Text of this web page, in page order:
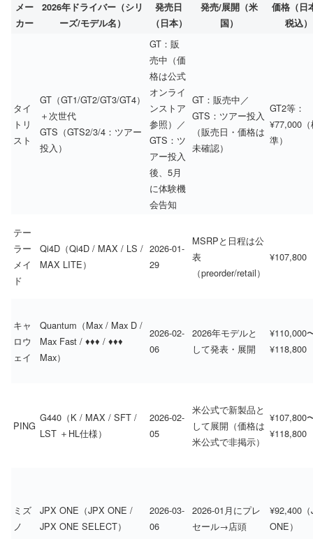
メー
カー
2026年ドライバー（シリ
ーズ/モデル名）
発売日
（日本）
発売/展開（米
国）
価格（日
税込）
タイ
トリ
スト
GT（GT1/GT2/GT3/GT4）
＋次世代
GTS（GTS2/3/4：ツアー
投入）
GT：販
売中（価
格は公式
オンライ
ンストア
参照）／
GTS：ツ
アー投入
後、5月
に体験機
会告知
GT：販売中／
GTS：ツアー投入
（販売日・価格は
未確認）
GT2等：
¥77,000
準）
テー
ラー
メイ
ド
Qi4D（Qi4D / MAX / LS /
MAX LITE）
2026-01-
29
MSRPと日程は公
表
（preorder/retail）
¥107,800
キャ
ロウ
ェイ
Quantum（Max / Max D /
Max Fast / ♦♦♦ / ♦♦♦
Max）
2026-02-
06
2026年モデルと
して発表・展開
¥110,000
¥118,800
PING
G440（K / MAX / SFT /
LST ＋HL仕様）
2026-02-
05
米公式で新製品と
して展開（価格は
米公式で非掲示）
¥107,800
¥118,800
ミズ
ノ
JPX ONE（JPX ONE /
JPX ONE SELECT）
2026-03-
06
2026-01月にプレ
セール→店頭
¥92,400
ONE）